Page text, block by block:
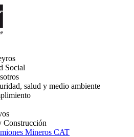
Social
salud y medio ambiente
Construcción
Mineros CAT